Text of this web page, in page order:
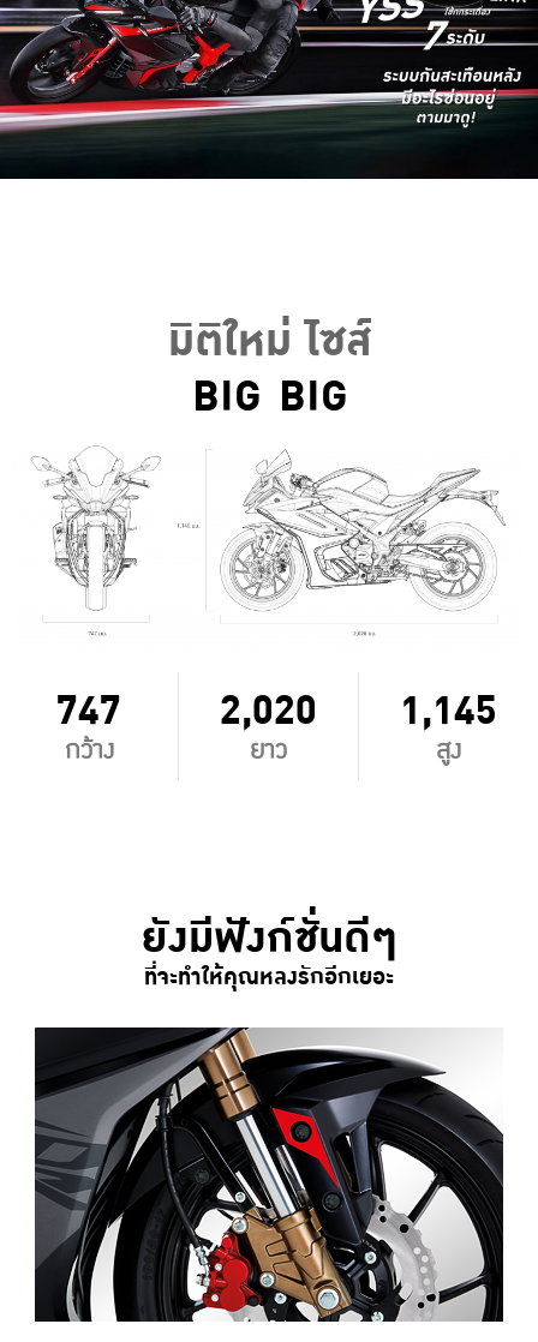
มิติใหม่ ไซส์
BIG BIG
747
กว้าง
2,020
ยาว
1,145
สูง
ยังมีฟังก์ชั่นดีๆ
ที่จะทำให้คุณหลงรักอีกเยอะ